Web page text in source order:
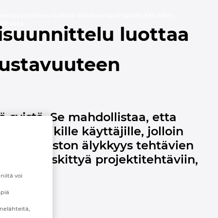
luottaa
syistä. Se mahdollistaa, etta
kaikille käyttäjille, jolloin
ohjelmiston älykkyys tehtävien
keskittyä projektitehtäviin,
voi